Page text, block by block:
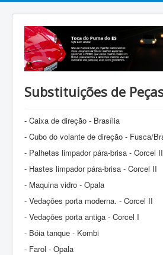
Substituições de
- Caixa de direção - Brasília
- Cubo do volante de direção - Fusca/
- Palhetas limpador pára-brisa - Corcel II
- Hastes limpador pára-brisa - Corcel II
- Maquina vidro - Opala
- Vedações porta moderna. - Corcel II
- Vedações porta antiga - Corcel I
- Bóia tanque - Kombi
- Farol - Opala